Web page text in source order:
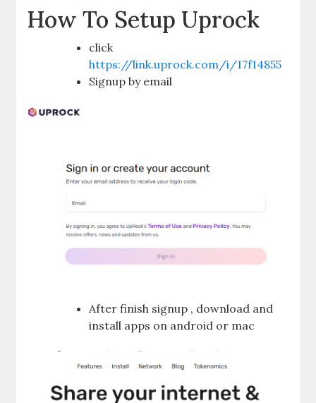
How To Setup Uprock
click
https://link.uprock.com/i/17f14855
Signup by email
After finish signup , download and
install apps on android or mac